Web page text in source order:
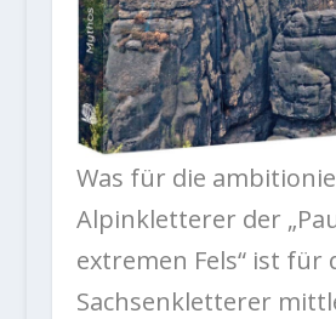
Was für die
Alpinkletterer der
extremen Fels“ ist für
Sachsenkletterer